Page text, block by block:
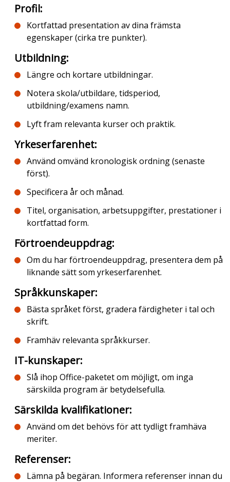
Profil:
Kortfattad presentation av dina främsta
egenskaper (cirka tre punkter).
Utbildning:
Längre och kortare utbildningar.
Notera skola/utbildare, tidsperiod,
utbildning/examens namn.
Lyft fram relevanta kurser och praktik.
Yrkeserfarenhet:
Använd omvänd kronologisk ordning (senaste
först).
Specificera år och månad.
Titel, organisation, arbetsuppgifter, prestationer i
kortfattad form.
Förtroendeuppdrag:
Om du har förtroendeuppdrag, presentera dem på
liknande sätt som yrkeserfarenhet.
Språkkunskaper:
Bästa språket först, gradera färdigheter i tal och
skrift.
Framhäv relevanta språkkurser.
IT-kunskaper:
Slå ihop Office-paketet om möjligt, om inga
särskilda program är betydelsefulla.
Särskilda kvalifikationer:
Använd om det behövs för att tydligt framhäva
meriter.
Referenser:
Lämna på begäran. Informera referenser innan du